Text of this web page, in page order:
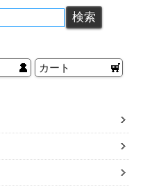
カート